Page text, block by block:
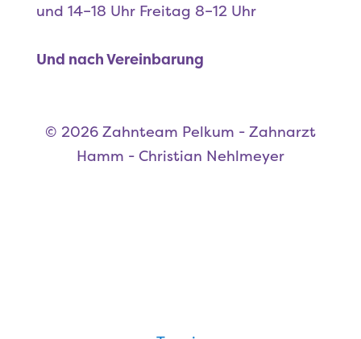
und 14–18 Uhr Freitag 8–12 Uhr
Und nach Vereinbarung
© 2026 Zahnteam Pelkum - Zahnarzt
Hamm - Christian Nehlmeyer